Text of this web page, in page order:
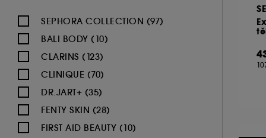
SEPHORA COLLECTION (97)
BALI BODY (10)
CLARINS (123)
CLINIQUE (70)
DR.JART+ (35)
FENTY SKIN (28)
FIRST AID BEAUTY (10)